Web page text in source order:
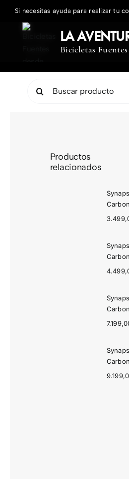
contenido
Si necesitas ayuda para realizar tu
LA
Bicicletas Fuentes
Productos
relacionados